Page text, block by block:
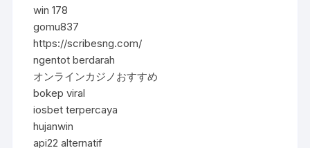
win 178
gomu837
https://scribesng.com/
ngentot berdarah
オンラインカジノおすすめ
bokep viral
iosbet terpercaya
hujanwin
api22 alternatif